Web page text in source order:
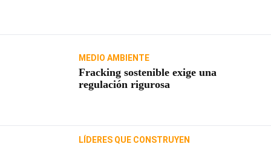
MEDIO AMBIENTE
Fracking sostenible exige una
regulación rigurosa
LÍDERES QUE CONSTRUYEN